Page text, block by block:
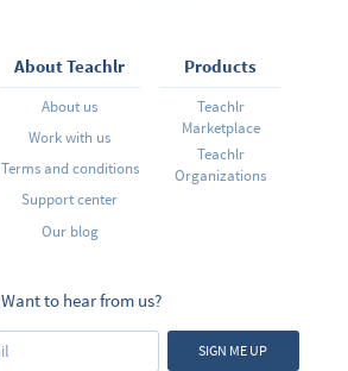
About Teachlr
About us
Work with us
Terms and conditions
Support center
Our blog
Products
Teachlr
Marketplace
Teachlr
Organizations
Want to hear from us?
SIGN ME UP